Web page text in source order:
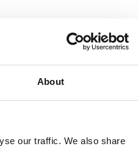
About
our traffic. We also share